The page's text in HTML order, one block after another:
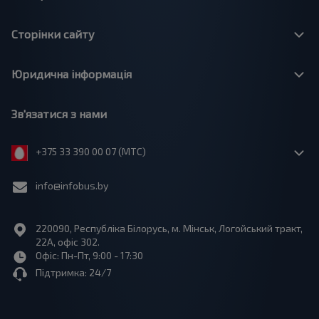
Сторінки сайту
Юридична інформація
Зв'язатися з нами
+375 33 390 00 07 (МТС)
info@infobus.by
220090, Республіка Білорусь, м. Мінськ, Логойський тракт,
22А, офіс 302.
Офіс: Пн-Пт, 9:00 - 17:30
Підтримка: 24/7